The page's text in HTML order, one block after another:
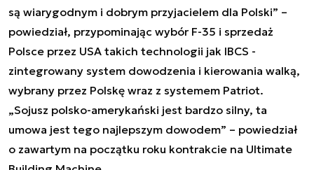
są wiarygodnym i dobrym przyjacielem dla Polski” –
powiedział, przypominając wybór F-35 i sprzedaż
Polsce przez USA takich technologii jak IBCS -
zintegrowany system dowodzenia i kierowania walką,
wybrany przez Polskę wraz z systemem Patriot.
„Sojusz polsko-amerykański jest bardzo silny, ta
umowa jest tego najlepszym dowodem” – powiedział
o zawartym na początku roku kontrakcie na Ultimate